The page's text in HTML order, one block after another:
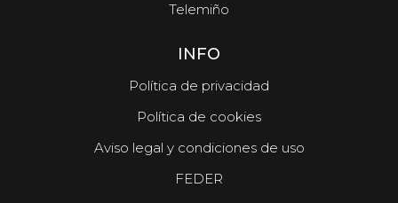
Telemiño
INFO
Política de privacidad
Política de cookies
Aviso legal y condiciones de uso
FEDER